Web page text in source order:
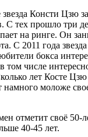
Консти Цзю
С тех прошло три
на ринге. Он
С 2011 года
бокса
том числе
лет Косте
намного моложе
отметит своё 50-
40-45 лет.